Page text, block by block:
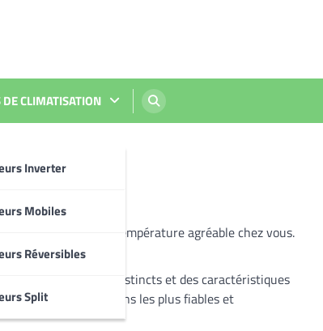
CLIMATISATION
Inverter
Mobiles
Réversibles
Split
maintenir une température agréable chez vous.
des avantages distincts et des caractéristiques
à découvrir les options les plus fiables et